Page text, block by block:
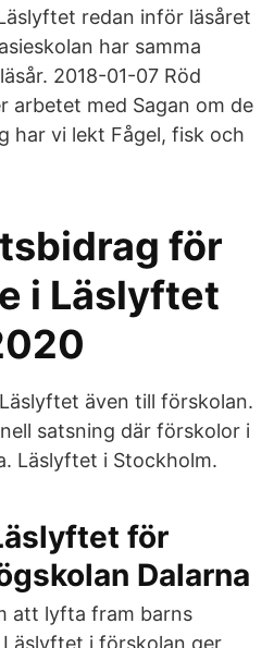
redan inför läsåret
har samma
2018-01-07 Röd
arbetet med Sagan om de
har vi lekt Fågel, fisk och
för
i Läslyftet
även till förskolan.
satsning där förskolor i
Läslyftet i Stockholm.
för
Dalarna
att lyfta fram barns
i förskolan ger